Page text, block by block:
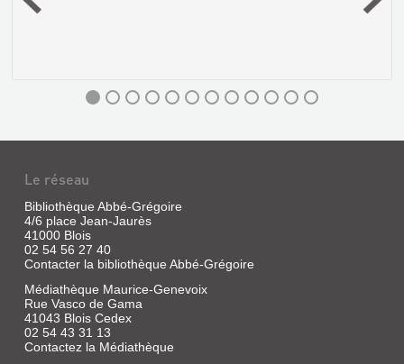
LOIRE
Martin-
Demézil,
Jean
Arthaud,
1976
(Le
Monde
en
images)
LES
DE
LOIR-
ET-
Le réseau
Bibliothèque Abbé-Grégoire
4/6 place Jean-Jaurès
41000 Blois
02 54 56 27 40
Contacter la bibliothèque Abbé-Grégoire
Médiathèque Maurice-Genevoix
Rue Vasco de Gama
41043 Blois Cedex
02 54 43 31 13
Contactez la Médiathèque